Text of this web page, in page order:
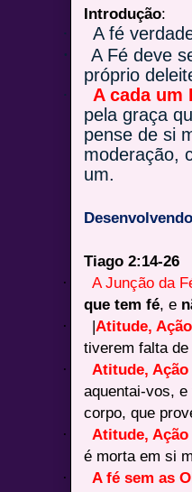
Introdução:
· A fé
·
A Fé deve
próprio
·
A cada um
pela graça
pense de si
moderação,
um.
Tiago 2:14-26
·
A Junção da
que tem fé, e
·
|Atitude,
tiverem falta
·
Atitude,
aquentai-vos,
corpo, que
·
Atitude,
é morta em si
·
A fé sem as